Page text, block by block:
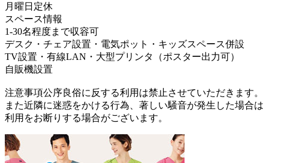
月曜日定休
スペース情報
1-30名程度まで収容可
デスク・チェア設置・電気ポット・キッズスペース併設
TV設置・有線LAN・大型プリンタ（ポスター出力可）
自販機設置
注意事項公序良俗に反する利用は禁止させていただきます。
また近隣に迷惑をかける行為、著しい騒音が発生した場合は
利用をお断りする場合がございます。